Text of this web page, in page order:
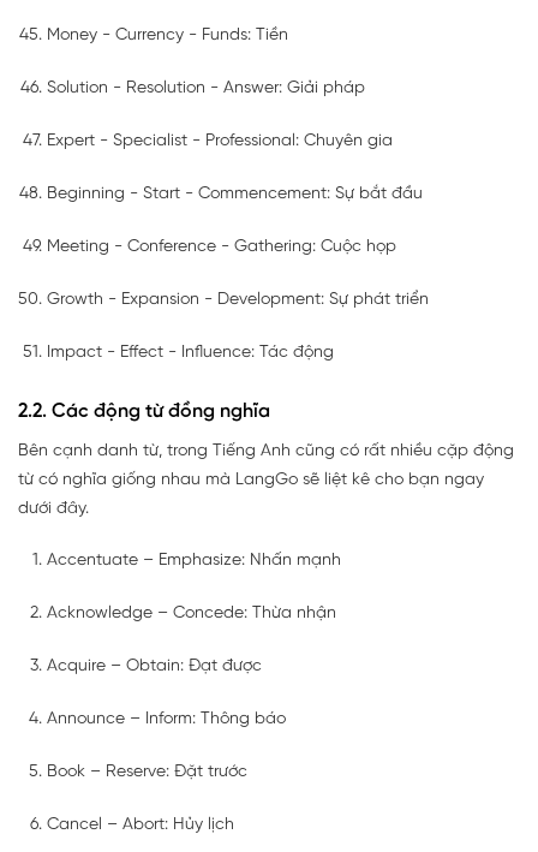
Money - Currency - Funds: Tiền
Solution - Resolution - Answer: Giải pháp
Expert - Specialist - Professional: Chuyên gia
Beginning - Start - Commencement: Sự bắt đầu
Meeting - Conference - Gathering: Cuộc họp
Growth - Expansion - Development: Sự phát triển
Impact - Effect - Influence: Tác động
2.2. Các động từ đồng nghĩa
Bên cạnh danh từ, trong Tiếng Anh cũng có rất nhiều cặp động
từ có nghĩa giống nhau mà LangGo sẽ liệt kê cho bạn ngay
dưới đây.
Accentuate – Emphasize: Nhấn mạnh
Acknowledge – Concede: Thừa nhận
Acquire – Obtain: Đạt được
Announce – Inform: Thông báo
Book – Reserve: Đặt trước
Cancel – Abort: Hủy lịch